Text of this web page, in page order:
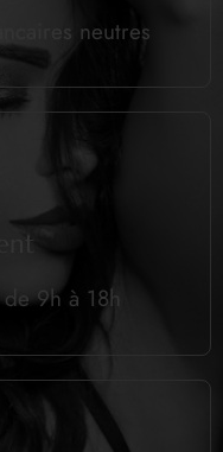
neutres
9h à 18h